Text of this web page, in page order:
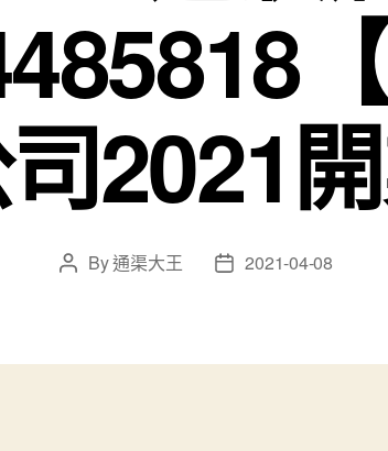
2021開
PostBy通渠大王
Post2021-04-08